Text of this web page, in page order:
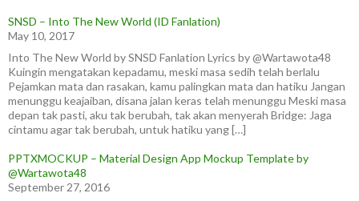
SNSD – Into The New World (ID Fanlation)
May 10, 2017
Into The New World by SNSD Fanlation Lyrics by @Wartawota48
Kuingin mengatakan kepadamu, meski masa sedih telah berlalu
Pejamkan mata dan rasakan, kamu palingkan mata dan hatiku Jangan
menunggu keajaiban, disana jalan keras telah menunggu Meski masa
depan tak pasti, aku tak berubah, tak akan menyerah Bridge: Jaga
cintamu agar tak berubah, untuk hatiku yang […]
PPTXMOCKUP – Material Design App Mockup Template by
@Wartawota48
September 27, 2016